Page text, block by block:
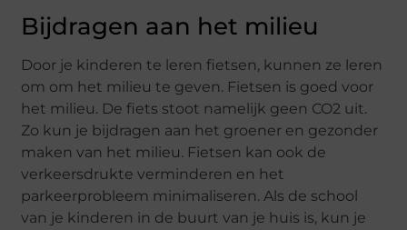
Bijdragen aan het milieu
Door je kinderen te leren fietsen, kunnen ze leren
om om het milieu te geven. Fietsen is goed voor
het milieu. De fiets stoot namelijk geen CO2 uit.
Zo kun je bijdragen aan het groener en gezonder
maken van het milieu. Fietsen kan ook de
verkeersdrukte verminderen en het
parkeerprobleem minimaliseren. Als de school
van je kinderen in de buurt van je huis is, kun je